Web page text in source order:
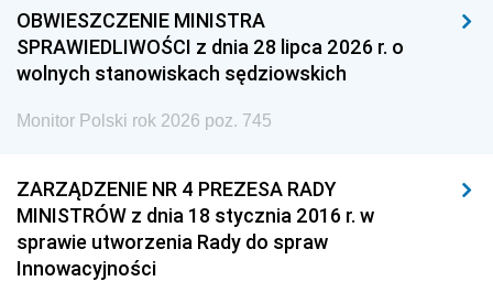
OBWIESZCZENIE MINISTRA
SPRAWIEDLIWOŚCI z dnia 28 lipca 2026 r. o
wolnych stanowiskach sędziowskich
Monitor Polski rok 2026 poz. 745
ZARZĄDZENIE NR 4 PREZESA RADY
MINISTRÓW z dnia 18 stycznia 2016 r. w
sprawie utworzenia Rady do spraw
Innowacyjności